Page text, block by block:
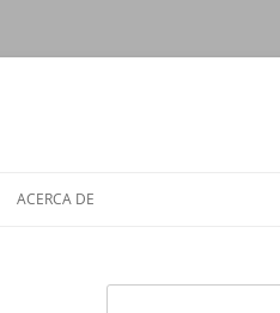
ACERCA DE